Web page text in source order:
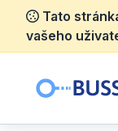
Tato
vašeho